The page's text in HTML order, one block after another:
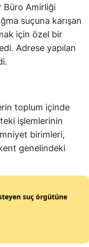
Büro Amirliği
suçuna karışan
için özel bir
Adrese yapılan
toplum içinde
işlemlerinin
birimleri,
genelindeki
suç örgütüne